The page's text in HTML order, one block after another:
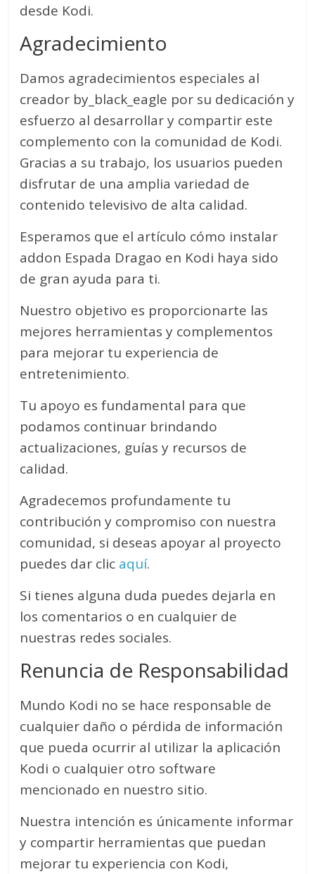
desde Kodi.
Agradecimiento
Damos agradecimientos especiales al
creador by_black_eagle por su dedicación y
esfuerzo al desarrollar y compartir este
complemento con la comunidad de Kodi.
Gracias a su trabajo, los usuarios pueden
disfrutar de una amplia variedad de
contenido televisivo de alta calidad.
Esperamos que el artículo cómo instalar
addon Espada Dragao en Kodi haya sido
de gran ayuda para ti.
Nuestro objetivo es proporcionarte las
mejores herramientas y complementos
para mejorar tu experiencia de
entretenimiento.
Tu apoyo es fundamental para que
podamos continuar brindando
actualizaciones, guías y recursos de
calidad.
Agradecemos profundamente tu
contribución y compromiso con nuestra
comunidad, si deseas apoyar al proyecto
puedes dar clic aquí.
Si tienes alguna duda puedes dejarla en
los comentarios o en cualquier de
nuestras redes sociales.
Renuncia de Responsabilidad
Mundo Kodi no se hace responsable de
cualquier daño o pérdida de información
que pueda ocurrir al utilizar la aplicación
Kodi o cualquier otro software
mencionado en nuestro sitio.
Nuestra intención es únicamente informar
y compartir herramientas que puedan
mejorar tu experiencia con Kodi,